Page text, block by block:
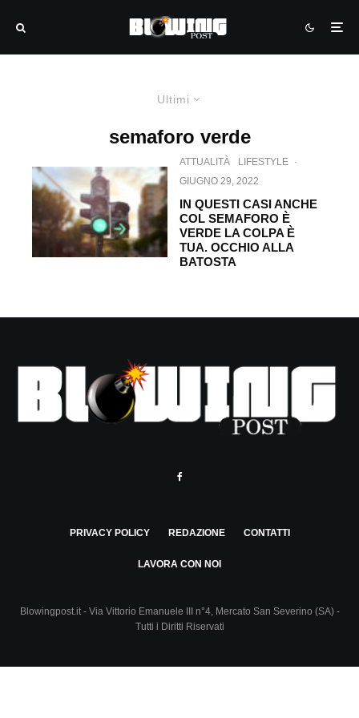
Ultimi
semaforo verde
ATTUALITÀ LIFESTYLE ·
GIUGNO 29, 2022
IN QUESTI CASI ANCHE
COL SEMAFORO È
VERDE LA COLPA È
TUA. OCCHIO ALLA
BATOSTA
PRIVACY POLICY REDAZIONE CONTATTI
LAVORA CON NOI
Blowingpost.it - Via Vittorio Emanuele III n°4, Mercato San Severino (SA) -
Tutti i Diritti Riservati